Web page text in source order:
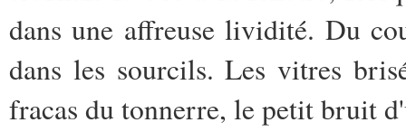
dans une affreuse lividité. Du
dans les sourcils. Les vitres
fracas du tonnerre, le petit bruit